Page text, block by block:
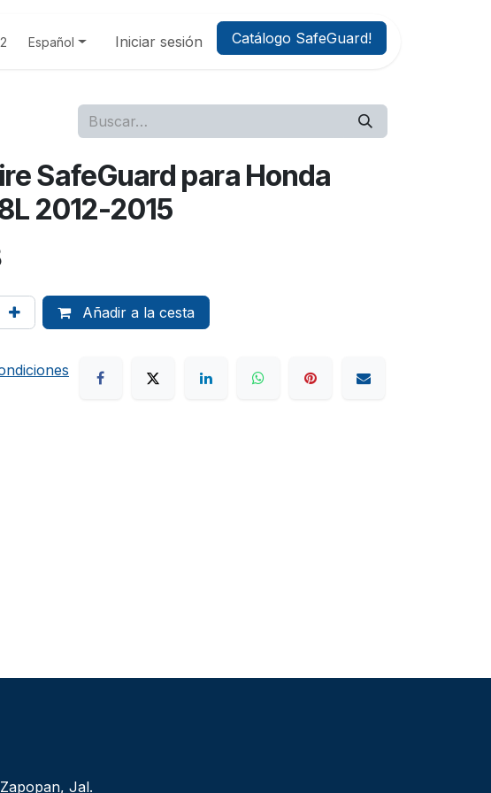
Privacidad
Español Iniciar sesión Catálogo SafeGuard!
SafeGuard para Honda
2012-2015
Añadir a la cesta
Jal.